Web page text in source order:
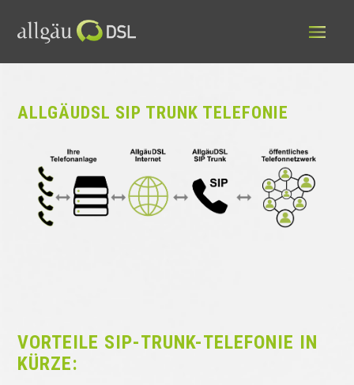
ALLGÄUDSL SIP TRUNK TELEFONIE
VORTEILE SIP-TRUNK-TELEFONIE IN
KÜRZE: